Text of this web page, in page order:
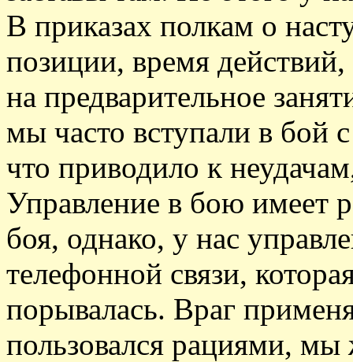
В приказах полкам о
позиции, время
на предварительное
мы часто вступали в бой
что приводило к
Управление в бою имеет
боя, однако, у нас
телефонной связи,
порывалась. Враг
пользовался рациями,